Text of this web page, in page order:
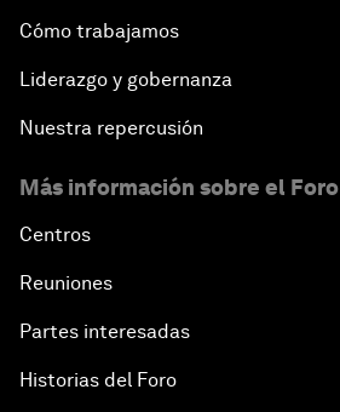
Cómo trabajamos
Liderazgo y gobernanza
Nuestra repercusión
Más información sobre el Foro
Centros
Reuniones
Partes interesadas
Historias del Foro